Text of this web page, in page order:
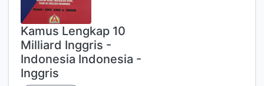
Kamus Lengkap 10
Milliard Inggris -
Indonesia Indonesia -
Inggris